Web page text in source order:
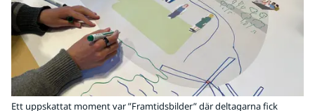
Ett uppskattat moment var ”Framtidsbilder” där deltagarna fick